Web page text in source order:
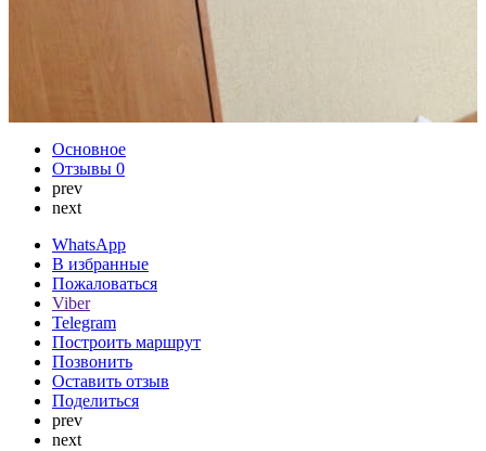
Основное
Отзывы 0
prev
next
WhatsApp
В избранные
Пожаловаться
Viber
Telegram
Построить маршрут
Позвонить
Оставить отзыв
Поделиться
prev
next